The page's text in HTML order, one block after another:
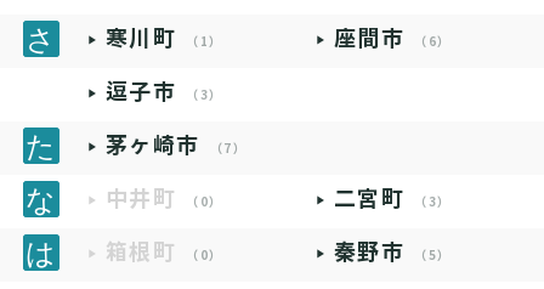
寒川町 （1） 座間市 （6）
逗子市 （3）
茅ヶ崎市 （7）
中井町 （0） 二宮町 （3）
箱根町 （0） 秦野市 （5）